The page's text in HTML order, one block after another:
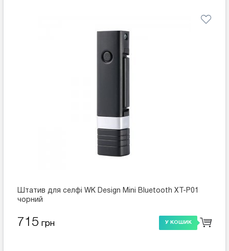
Штатив для селфі WK Design Mini Bluetooth XT-P01
чорний
715 грн У КОШИК